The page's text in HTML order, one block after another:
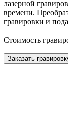
лазерной
времени.
гравировки и
Стоимость
Заказать